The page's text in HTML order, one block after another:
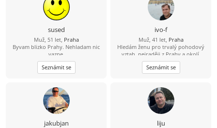
sused
Muž, 51 let, Praha
Byvam blizko Prahy. Nehladam nic
vazne.
Seznámit se
ivo-f
Muž, 41 let, Praha
Hledám ženu pro trvalý pohodový
vztah, nejraději z Prahy a okolí.
Seznámit se
jakubjan liju